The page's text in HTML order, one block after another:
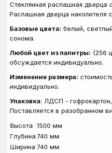
Стеклянная распашная дверца
Распашная дверца накопителя
Базовые цвета: белый,
сонома.
Любой цвет из палитры: (256
обсуждается индивидуально.
Изменение размера:
индивидуально.
Упаковка: ЛДСП -
Поставляется в разобранном
Высота 1500 мм
Глубина 740 мм
Ширина 740 мм